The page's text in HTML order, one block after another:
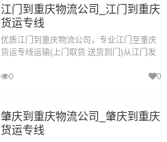
江门到重庆物流公司_江门到重庆
货运专线
优质江门到重庆物流公司，专业江门至重庆
货运专线运输(上门取货 送货到门)从江门发
门到重庆直达物流专线
0 0
肇庆到重庆物流公司_肇庆到重庆
货运专线